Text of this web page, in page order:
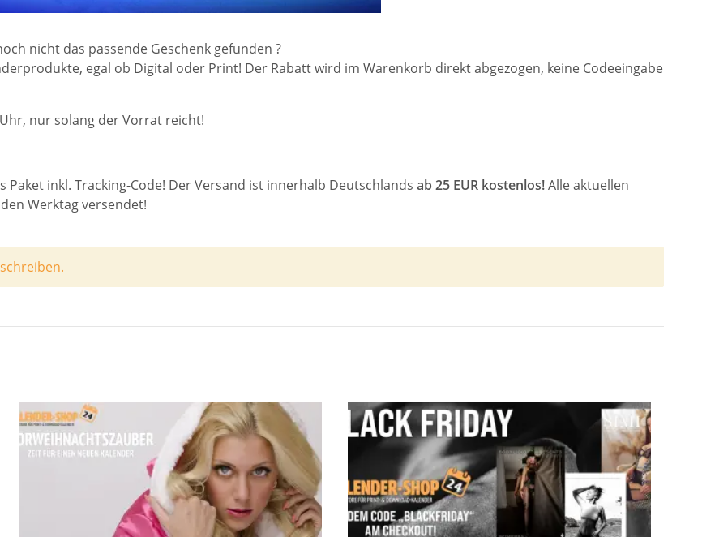
nicht das passende Geschenk gefunden ?
egal ob Digital oder Print! Der Rabatt wird im Warenkorb direkt abgezogen, keine Codeeingabe
nur solang der Vorrat reicht!
inkl. Tracking-Code! Der Versand ist innerhalb Deutschlands ab 25 EUR kostenlos!Alle aktuellen
Werktag versendet!